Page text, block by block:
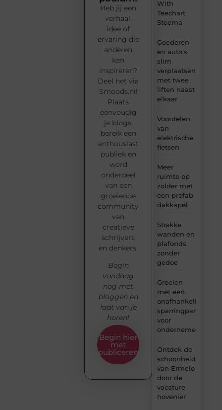
With
Teechart
Steema
Goederen
en auto’s
slim
verplaatsen
met twee
liften naast
elkaar
Voordelen
van
elektrische
fietsen
Meer
ruimte op
zolder met
een prefab
dakkapel
Strakke
wanden en
plafonds
zonder
gedoe
Groeien
met een
onafhankelijke
sparringpartner
voor
ondernemers
Ontdek de
schoonheid
van Ermelo
door de
vacature
hovenier
Heb jij een
verhaal,
idee of
ervaring die
anderen
kan
inspireren?
Deel het via
Smoods.nl!
Plaats
eenvoudig
je blogs,
bereik een
enthousiast
publiek en
word
onderdeel
van een
groeiende
community
van
creatieve
schrijvers
en denkers.
Begin
vandaag
nog met
bloggen en
laat van je
horen!
Begin hier
met
publiceren